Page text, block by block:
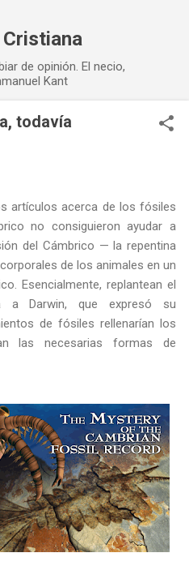
de opinión. El necio,
Kant
todavía
artículos acerca de los fósiles
no consiguieron ayudar a
del Cámbrico — la repentina
de los animales en un
Esencialmente, replantean el
a Darwin, que expresó su
de fósiles rellenarían los
las necesarias formas de